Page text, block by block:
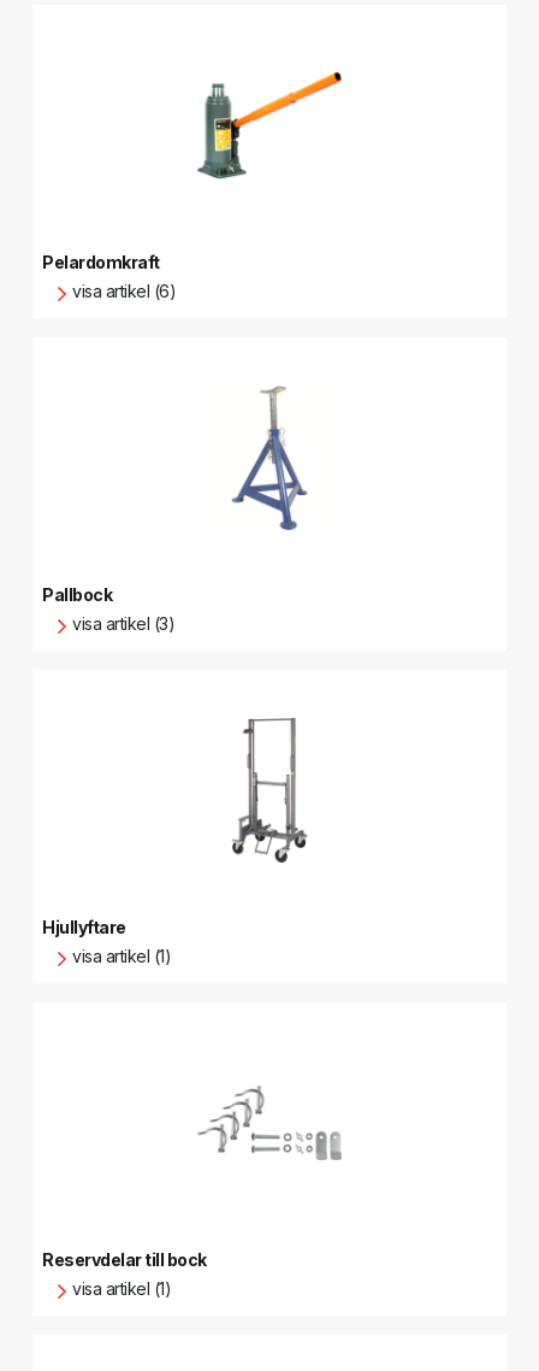
Pelardomkraft
visa artikel (6)
Pallbock
visa artikel (3)
Hjullyftare
visa artikel (1)
Reservdelar till bock
visa artikel (1)